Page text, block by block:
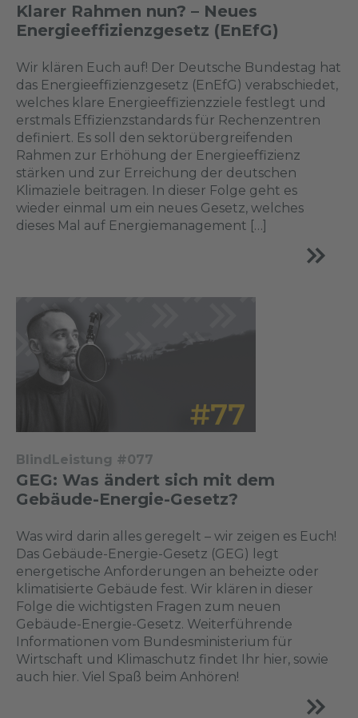
Klarer Rahmen nun? – Neues
Energieeffizienzgesetz (EnEfG)
Wir klären Euch auf! Der Deutsche Bundestag hat
das Energieeffizienzgesetz (EnEfG) verabschiedet,
welches klare Energieeffizienzziele festlegt und
erstmals Effizienzstandards für Rechenzentren
definiert. Es soll den sektorübergreifenden
Rahmen zur Erhöhung der Energieeffizienz
stärken und zur Erreichung der deutschen
Klimaziele beitragen. In dieser Folge geht es
wieder einmal um ein neues Gesetz, welches
dieses Mal auf Energiemanagement […]
BlindLeistung #077
GEG: Was ändert sich mit dem
Gebäude-Energie-Gesetz?
Was wird darin alles geregelt – wir zeigen es Euch!
Das Gebäude-Energie-Gesetz (GEG) legt
energetische Anforderungen an beheizte oder
klimatisierte Gebäude fest. Wir klären in dieser
Folge die wichtigsten Fragen zum neuen
Gebäude-Energie-Gesetz. Weiterführende
Informationen vom Bundesministerium für
Wirtschaft und Klimaschutz findet Ihr hier, sowie
auch hier. Viel Spaß beim Anhören!